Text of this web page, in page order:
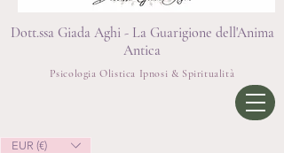
Dott.ssa Giada Aghi - La Guarigione dell'Anima
Antica
Psicologia Olistica Ipnosi & Spiritualità
EUR (€)